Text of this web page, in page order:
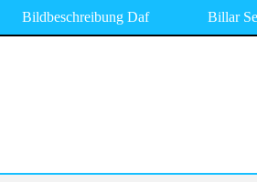
Bildbeschreibung Daf Billar